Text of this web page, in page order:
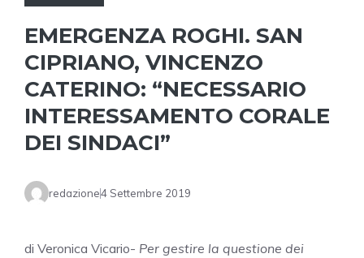
EMERGENZA ROGHI. SAN
CIPRIANO, VINCENZO
CATERINO: “NECESSARIO
INTERESSAMENTO CORALE
DEI SINDACI”
redazione4 Settembre 2019
di Veronica Vicario- Per gestire la questione dei